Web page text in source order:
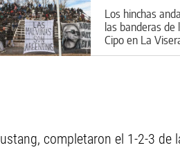
Los hinchas
las banderas de
Cipo en La
completaron el 1-2-3 de